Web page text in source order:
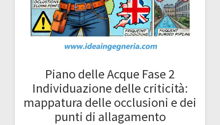
Piano delle Acque Fase 2
Individuazione delle criticità:
mappatura delle occlusioni e dei
punti di allagamento